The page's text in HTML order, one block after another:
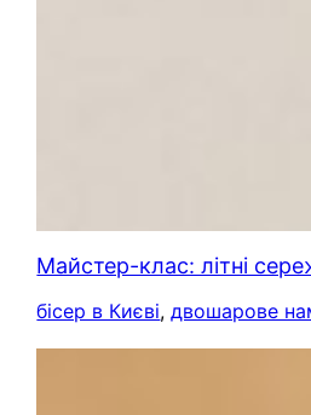
Майстер-клас: літні
бісер в Києві, двошарове